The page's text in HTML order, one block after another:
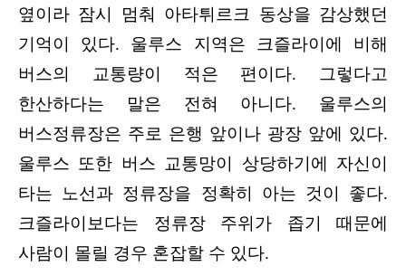
옆이라 잠시 멈춰 아타튀르크 동상을 감상했던
기억이 있다. 울루스 지역은 크즐라이에 비해
버스의 교통량이 적은 편이다. 그렇다고
한산하다는 말은 전혀 아니다. 울루스의
버스정류장은 주로 은행 앞이나 광장 앞에 있다.
울루스 또한 버스 교통망이 상당하기에 자신이
타는 노선과 정류장을 정확히 아는 것이 좋다.
크즐라이보다는 정류장 주위가 좁기 때문에
사람이 몰릴 경우 혼잡할 수 있다.